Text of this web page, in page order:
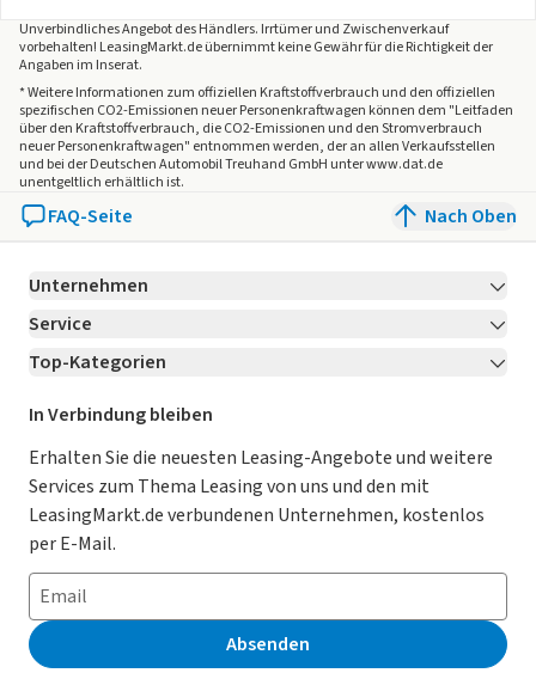
Gepäckraumboden in 2 Höhen einstellbar, für ebene
Ladefläche
Wärmeschutzverglasung grün, seitlich und hinten
Klimaanlage "Air Care Climatronic" mit Aktiv-Kombifilter,
Bedienelementen hinten und
3-Zonen-Temperaturregelung
230-V-Steckdose im Gepäckraum, 12-V-Steckdose in der
Mittelkonsole vorn
"Atmospheres"
Schlüsselloses Schließ- und Startsystem "Keyless Access",
und Entriegelung, SAFE-Verriegelung
12-V-Steckdose im Gepäckraum
Dachreling silber eloxiert
"Easy Open & Close" - Heckklappe mit sensorgesteuerter
Öffnung und Schließung,
mit Fernentriegelung
Nichtraucherausführung - Ablagefach und 12-V-Steckdose
vorn
Frontscheibe in Verbundsicherheitsglas, wärmedämmend
Reifendruck-Kontrollsystem
Tire Mobility Set: 12-Volt-Kompressor und
Unverbindliches Angebot desHändlers. Irrtümer und Zwischenverkauf
vorbehalten! LeasingMarkt.de übernimmt keine Gewähr für die Richtigkeit der
Angaben im Inserat.
* Weitere Informationen zum offiziellen Kraftstoffverbrauch und den offiziellen
spezifischen CO2-Emissionen neuer Personenkraftwagen können dem "Leitfaden
über den Kraftstoffverbrauch, die CO2-Emissionen und den Stromverbrauch
neuer Personenkraftwagen" entnommen werden, der an allen Verkaufsstellen
und bei der Deutschen Automobil Treuhand GmbH unter www.dat.de
unentgeltlich erhältlich ist.
FAQ-Seite Nach Oben
Unternehmen
Über LeasingMarkt.de
Karriere Jetzt bewerben!
Für Händler
Kooperation mit AutoScout24
AGB
Datenschutz
Impressum
Erklärung zur Barrierefreiheit
Service
Kontakt
Ratgeber
Magazin
Datenschutz-Einstellungen
So funktioniert’s
Häufig gestellte Fragen
Leasing-Lexikon
Top-Kategorien
Leasing Deals
Gebrauchtwagen Leasing
Leasing ohne Anzahlung
E-Auto Leasing
Privatleasing
Leasing-Vergleiche
Herstellerverzeichnis
In Verbindung bleiben
Erhalten Sie die neuesten Leasing-Angebote und weitere
Services zum Thema Leasing von uns und den mit
LeasingMarkt.de verbundenen Unternehmen, kostenlos
per E-Mail.
Absenden